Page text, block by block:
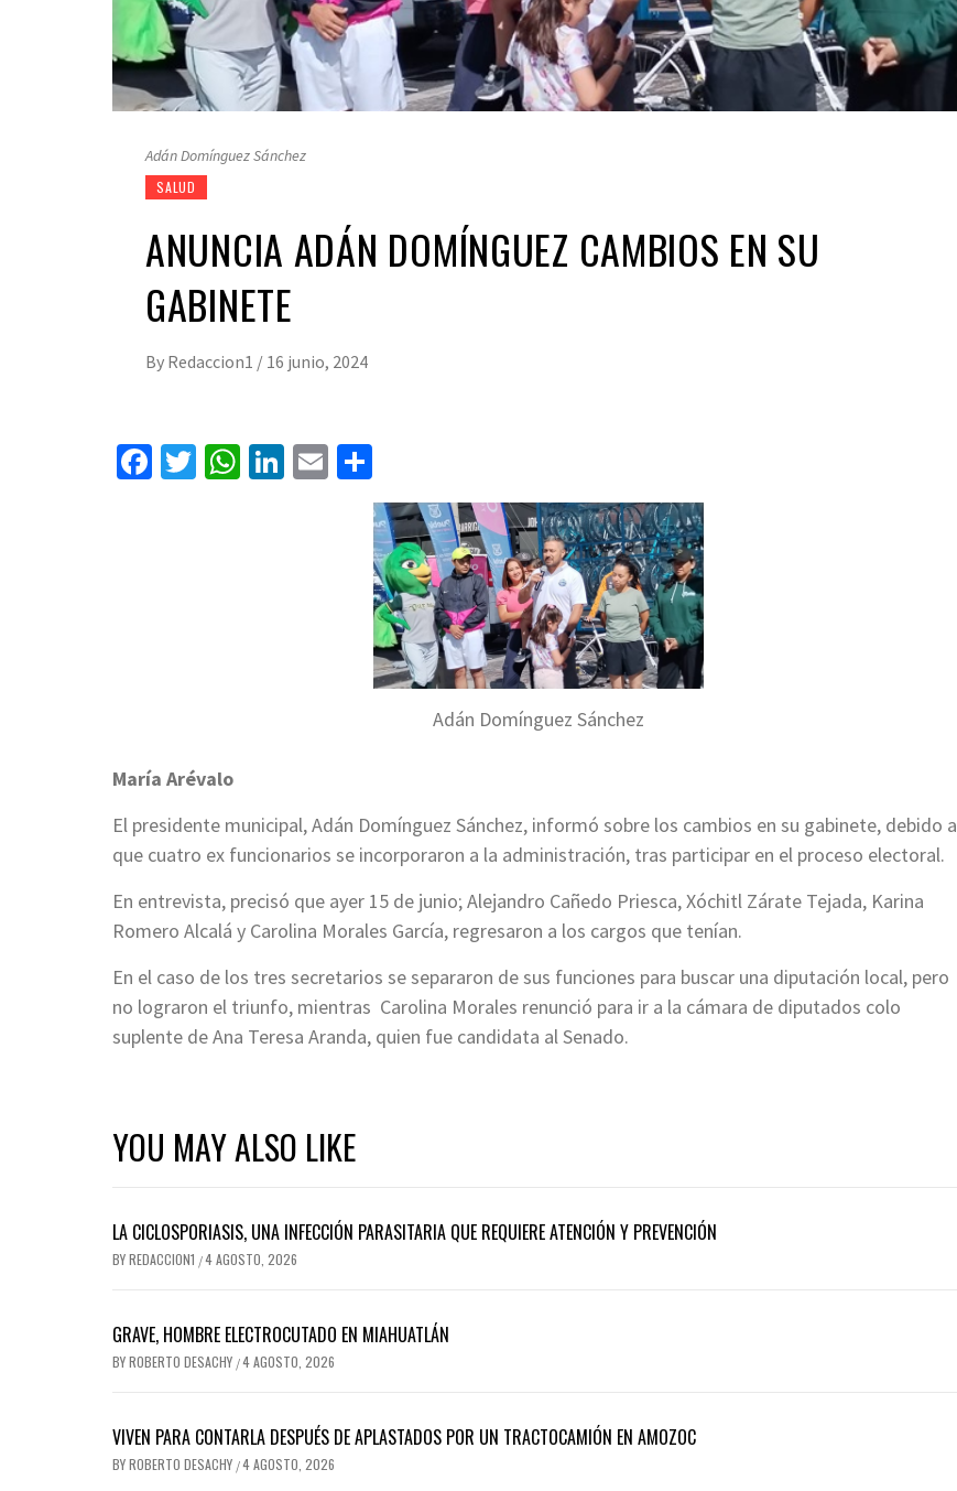
Adán Domínguez Sánchez
SALUD
ANUNCIA ADÁN DOMÍNGUEZ CAMBIOS EN SU
GABINETE
By Redaccion1 / 16 junio, 2024
Facebook
Twitter
WhatsApp
LinkedIn
Email
Adán Domínguez Sánchez
María Arévalo
El presidente municipal, Adán Domínguez Sánchez, informó sobre los cambios en su gabinete, debido a
que cuatro ex funcionarios se incorporaron a la administración, tras participar en el proceso electoral.
En entrevista, precisó que ayer 15 de junio; Alejandro Cañedo Priesca, Xóchitl Zárate Tejada, Karina
Romero Alcalá y Carolina Morales García, regresaron a los cargos que tenían.
En el caso de los tres secretarios se separaron de sus funciones para buscar una diputación local, pero
no lograron el triunfo, mientras Carolina Morales renunció para ir a la cámara de diputados colo
suplente de Ana Teresa Aranda, quien fue candidata al Senado.
YOU MAY ALSO LIKE
LA CICLOSPORIASIS, UNA INFECCIÓN PARASITARIA QUE REQUIERE ATENCIÓN Y PREVENCIÓN
BYREDACCION1 /4 AGOSTO, 2026
GRAVE, HOMBRE ELECTROCUTADO EN MIAHUATLÁN
BYROBERTO DESACHY /4 AGOSTO, 2026
VIVEN PARA CONTARLA DESPUÉS DE APLASTADOS POR UN TRACTOCAMIÓN EN AMOZOC
BYROBERTO DESACHY /4 AGOSTO, 2026